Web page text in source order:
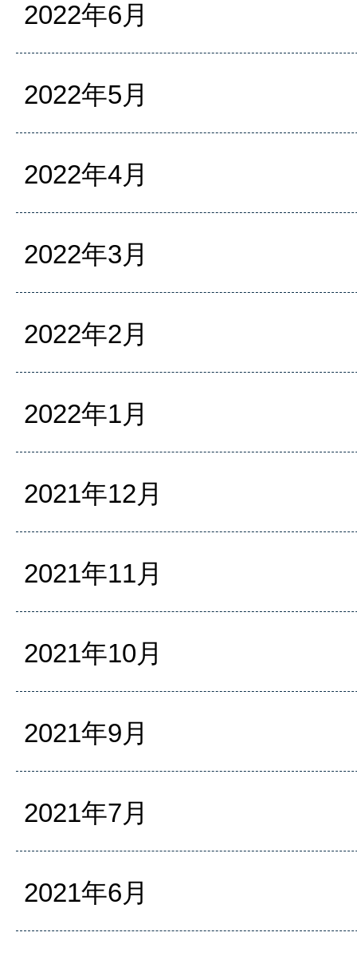
2022年6月
2022年5月
2022年4月
2022年3月
2022年2月
2022年1月
2021年12月
2021年11月
2021年10月
2021年9月
2021年7月
2021年6月